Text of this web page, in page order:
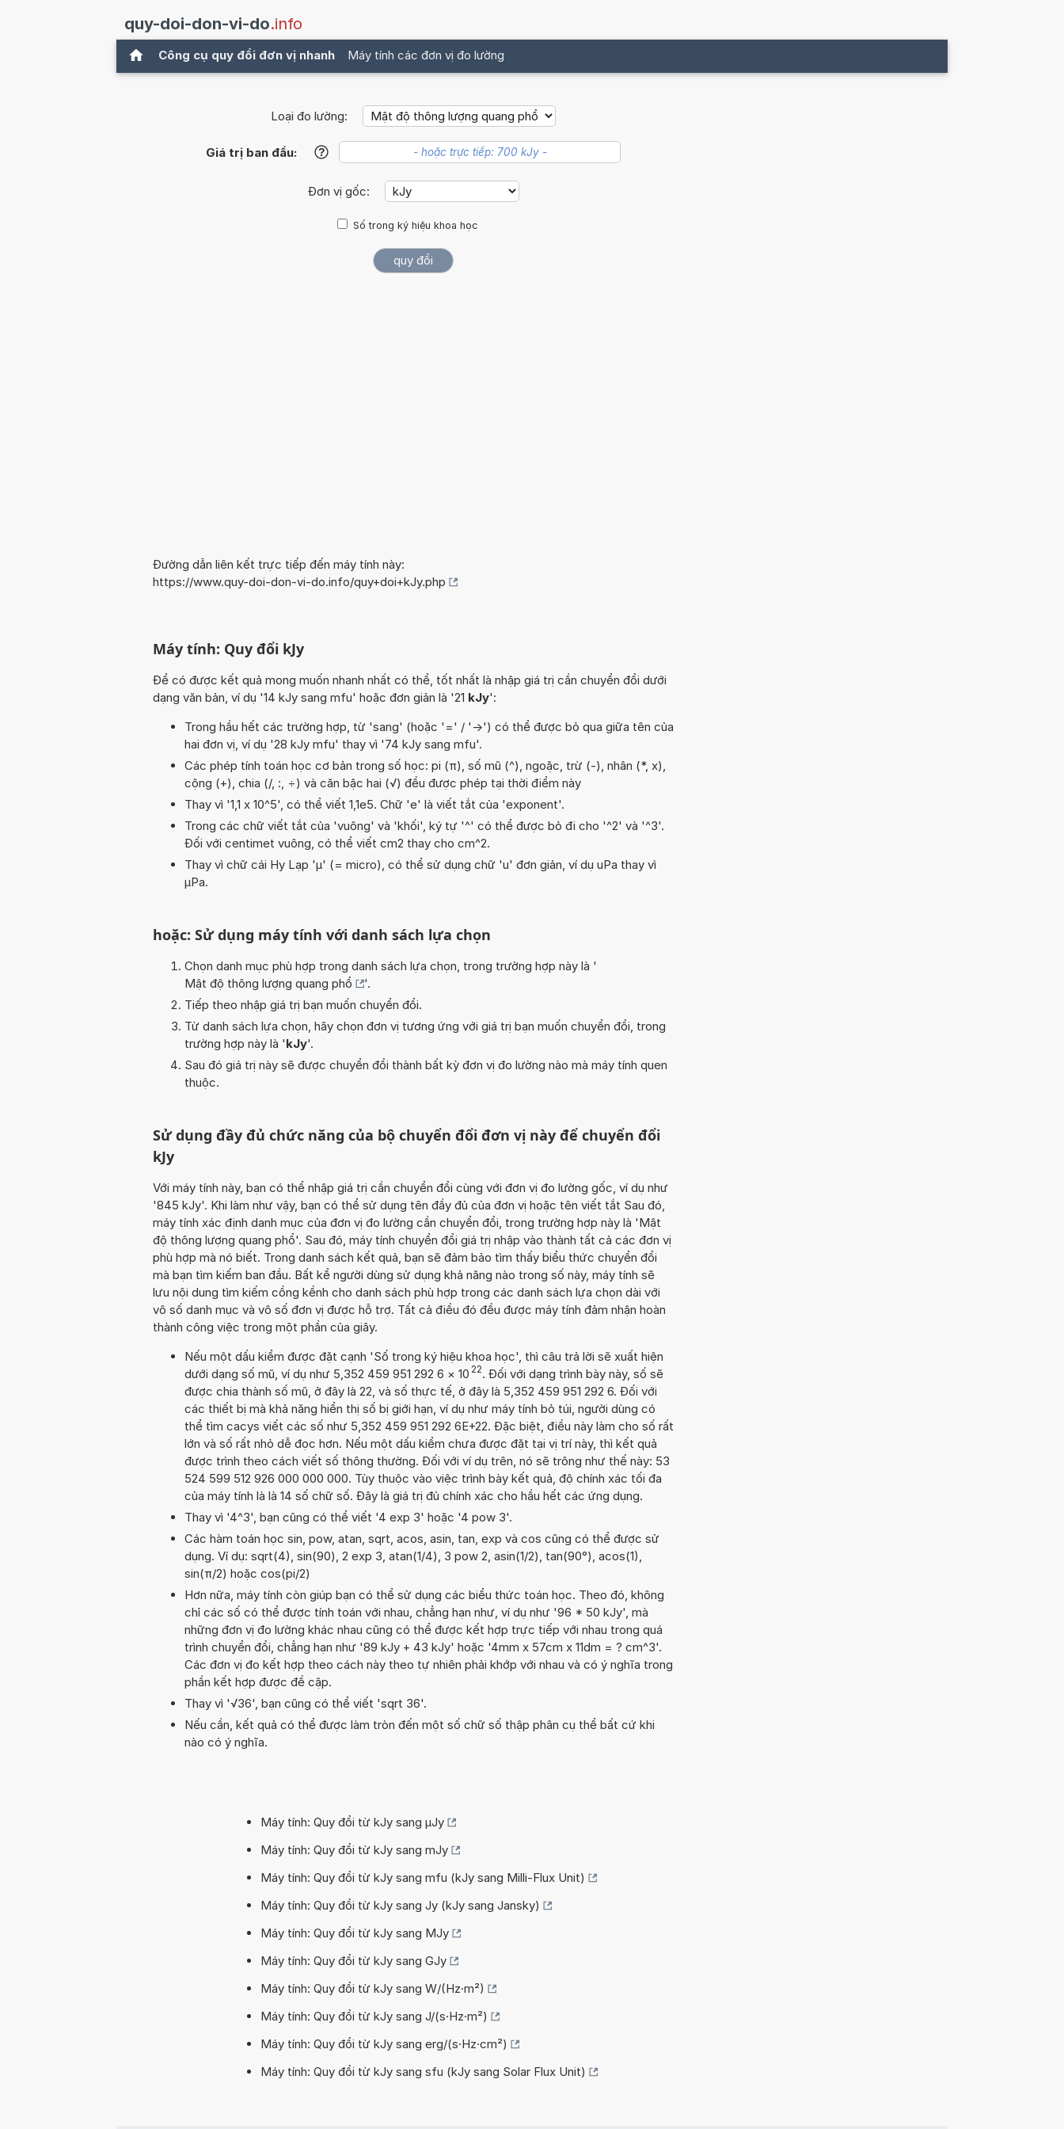
quy-doi-don-vi-do.info
Công cụ quy đổi đơn vị nhanh Máy tính các đơn vị đo lường
Loại đo lường:
Giá trị ban đầu: ?
Đơn vị gốc:
Số trong ký hiệu khoa học
Đường dẫn liên kết trực tiếp đến máy tính này:
https://www.quy-doi-don-vi-do.info/quy+doi+kJy.php
Máy tính: Quy đổi kJy
Để có được kết quả mong muốn nhanh nhất có thể, tốt nhất là nhập giá trị cần chuyển đổi dưới
dạng văn bản, ví dụ '14 kJy sang mfu' hoặc đơn giản là '21 kJy':
Trong hầu hết các trường hợp, từ 'sang' (hoặc '=' / '->') có thể được bỏ qua giữa tên của
hai đơn vị, ví dụ '28 kJy mfu' thay vì '74 kJy sang mfu'.
Các phép tính toán học cơ bản trong số học: pi (π), số mũ (^), ngoặc, trừ (-), nhân (*, x),
cộng (+), chia (/, :, ÷) và căn bậc hai (√) đều được phép tại thời điểm này
Thay vì '1,1 x 10^5', có thể viết 1,1e5. Chữ 'e' là viết tắt của 'exponent'.
Trong các chữ viết tắt của 'vuông' và 'khối', ký tự '^' có thể được bỏ đi cho '^2' và '^3'.
Đối với centimet vuông, có thể viết cm2 thay cho cm^2.
Thay vì chữ cái Hy Lạp 'µ' (= micro), có thể sử dụng chữ 'u' đơn giản, ví dụ uPa thay vì
µPa.
hoặc: Sử dụng máy tính với danh sách lựa chọn
Chọn danh mục phù hợp trong danh sách lựa chọn, trong trường hợp này là '
Mật độ thông lượng quang phổ
'.
Tiếp theo nhập giá trị bạn muốn chuyển đổi.
Từ danh sách lựa chọn, hãy chọn đơn vị tương ứng với giá trị bạn muốn chuyển đổi, trong
trường hợp này là 'kJy'.
Sau đó giá trị này sẽ được chuyển đổi thành bất kỳ đơn vị đo lường nào mà máy tính quen
thuộc.
Sử dụng đầy đủ chức năng của bộ chuyển đổi đơn vị này để chuyển đổi
kJy
Với máy tính này, bạn có thể nhập giá trị cần chuyển đổi cùng với đơn vị đo lường gốc, ví dụ như
'845 kJy'. Khi làm như vậy, bạn có thể sử dụng tên đầy đủ của đơn vị hoặc tên viết tắt Sau đó,
máy tính xác định danh mục của đơn vị đo lường cần chuyển đổi, trong trường hợp này là 'Mật
độ thông lượng quang phổ'. Sau đó, máy tính chuyển đổi giá trị nhập vào thành tất cả các đơn vị
phù hợp mà nó biết. Trong danh sách kết quả, bạn sẽ đảm bảo tìm thấy biểu thức chuyển đổi
mà bạn tìm kiếm ban đầu. Bất kể người dùng sử dụng khả năng nào trong số này, máy tính sẽ
lưu nội dung tìm kiếm cồng kềnh cho danh sách phù hợp trong các danh sách lựa chọn dài với
vô số danh mục và vô số đơn vị được hỗ trợ. Tất cả điều đó đều được máy tính đảm nhận hoàn
thành công việc trong một phần của giây.
Nếu một dấu kiểm được đặt cạnh 'Số trong ký hiệu khoa học', thì câu trả lời sẽ xuất hiện
dưới dạng số mũ, ví dụ như 5,352 459 951 292 6 × 10 22. Đối với dạng trình bày này, số sẽ
được chia thành số mũ, ở đây là 22, và số thực tế, ở đây là 5,352 459 951 292 6. Đối với
các thiết bị mà khả năng hiển thị số bị giới hạn, ví dụ như máy tính bỏ túi, người dùng có
thể tìm cacys viết các số như 5,352 459 951 292 6E+22. Đặc biệt, điều này làm cho số rất
lớn và số rất nhỏ dễ đọc hơn. Nếu một dấu kiểm chưa được đặt tại vị trí này, thì kết quả
được trình theo cách viết số thông thường. Đối với ví dụ trên, nó sẽ trông như thế này: 53
524 599 512 926 000 000 000. Tùy thuộc vào việc trình bày kết quả, độ chính xác tối đa
của máy tính là là 14 số chữ số. Đây là giá trị đủ chính xác cho hầu hết các ứng dụng.
Thay vì '4^3', bạn cũng có thể viết '4 exp 3' hoặc '4 pow 3'.
Các hàm toán học sin, pow, atan, sqrt, acos, asin, tan, exp và cos cũng có thể được sử
dụng. Ví dụ: sqrt(4), sin(90), 2 exp 3, atan(1/4), 3 pow 2, asin(1/2), tan(90°), acos(1),
sin(π/2) hoặc cos(pi/2)
Hơn nữa, máy tính còn giúp bạn có thể sử dụng các biểu thức toán học. Theo đó, không
chỉ các số có thể được tính toán với nhau, chẳng hạn như, ví dụ như '96 * 50 kJy', mà
những đơn vị đo lường khác nhau cũng có thể được kết hợp trực tiếp với nhau trong quá
trình chuyển đổi, chẳng hạn như '89 kJy + 43 kJy' hoặc '4mm x 57cm x 11dm = ? cm^3'.
Các đơn vị đo kết hợp theo cách này theo tự nhiên phải khớp với nhau và có ý nghĩa trong
phần kết hợp được đề cập.
Thay vì '√36', bạn cũng có thể viết 'sqrt 36'.
Nếu cần, kết quả có thể được làm tròn đến một số chữ số thập phân cụ thể bất cứ khi
nào có ý nghĩa.
Máy tính: Quy đổi từ kJy sang µJy
Máy tính: Quy đổi từ kJy sang mJy
Máy tính: Quy đổi từ kJy sang mfu (kJy sang Milli-Flux Unit)
Máy tính: Quy đổi từ kJy sang Jy (kJy sang Jansky)
Máy tính: Quy đổi từ kJy sang MJy
Máy tính: Quy đổi từ kJy sang GJy
Máy tính: Quy đổi từ kJy sang W/(Hz·m²)
Máy tính: Quy đổi từ kJy sang J/(s·Hz·m²)
Máy tính: Quy đổi từ kJy sang erg/(s·Hz·cm²)
Máy tính: Quy đổi từ kJy sang sfu (kJy sang Solar Flux Unit)